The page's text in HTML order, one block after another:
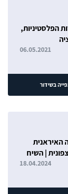
הפלסטיניות,
06.05.2021
בשידור
התקיפה האיראנית
| השיח
18.04.2024